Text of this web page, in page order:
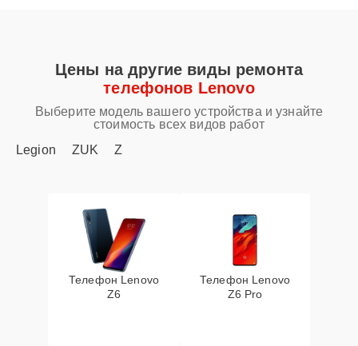
Цены на другие виды ремонта
телефонов Lenovo
Выберите модель вашего устройства и узнайте
стоимость всех видов работ
Legion
ZUK Z
Телефон Lenovo
Z6
Телефон Lenovo
Z6 Pro